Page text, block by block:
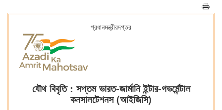
প্রধানমন্ত্রীরদপ্তর
যৌথ বিবৃতি : সপ্তম ভারত-জার্মানি ইন্টার-গভর্মেন্টাল
কনসালটেশনস (আইজিসি)